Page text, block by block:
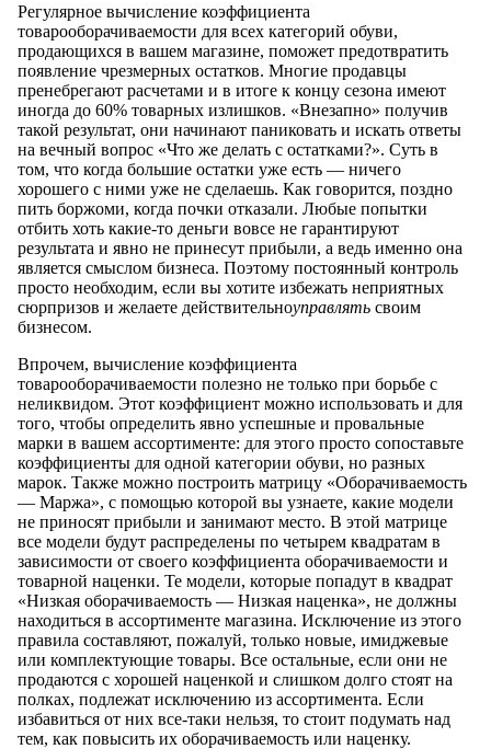
Регулярное вычисление коэффициента
товарооборачиваемости для всех категорий обуви,
продающихся в вашем магазине, поможет предотвратить
появление чрезмерных остатков. Многие продавцы
пренебрегают расчетами и в итоге к концу сезона имеют
иногда до 60% товарных излишков. «Внезапно» получив
такой результат, они начинают паниковать и искать ответы
на вечный вопрос «Что же делать с остатками?». Суть в
том, что когда большие остатки уже есть — ничего
хорошего с ними уже не сделаешь. Как говорится, поздно
пить боржоми, когда почки отказали. Любые попытки
отбить хоть какие-то деньги вовсе не гарантируют
результата и явно не принесут прибыли, а ведь именно она
является смыслом бизнеса. Поэтому постоянный контроль
просто необходим, если вы хотите избежать неприятных
сюрпризов и желаете действительноуправлять своим
бизнесом.
Впрочем, вычисление коэффициента
товарооборачиваемости полезно не только при борьбе с
неликвидом. Этот коэффициент можно использовать и для
того, чтобы определить явно успешные и провальные
марки в вашем ассортименте: для этого просто сопоставьте
коэффициенты для одной категории обуви, но разных
марок. Также можно построить матрицу «Оборачиваемость
— Маржа», с помощью которой вы узнаете, какие модели
не приносят прибыли и занимают место. В этой матрице
все модели будут распределены по четырем квадратам в
зависимости от своего коэффициента оборачиваемости и
товарной наценки. Те модели, которые попадут в квадрат
«Низкая оборачиваемость — Низкая наценка», не должны
находиться в ассортименте магазина. Исключение из этого
правила составляют, пожалуй, только новые, имиджевые
или комплектующие товары. Все остальные, если они не
продаются с хорошей наценкой и слишком долго стоят на
полках, подлежат исключению из ассортимента. Если
избавиться от них все-таки нельзя, то стоит подумать над
тем, как повысить их оборачиваемость или наценку.